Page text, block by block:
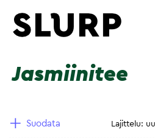
Jasmiinitee
Suodata